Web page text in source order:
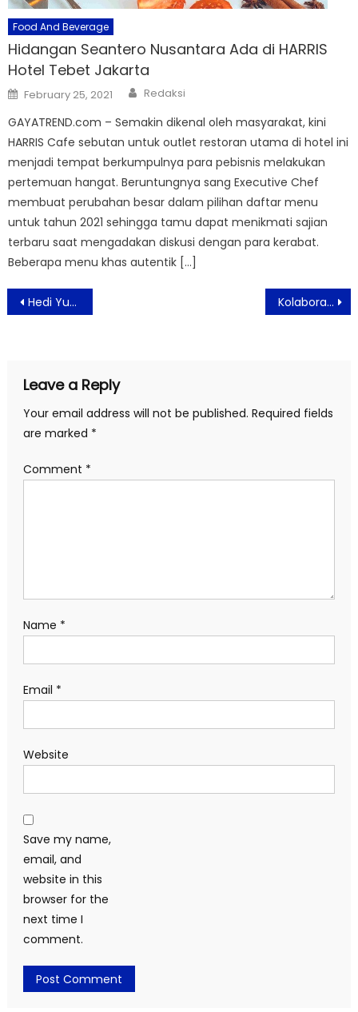
Food And Beverage
Hidangan Seantero Nusantara Ada di HARRIS
Hotel Tebet Jakarta
Posted
on
February 25, 2021 Author
Redaksi
GAYATREND.com – Semakin dikenal oleh masyarakat, kini
HARRIS Cafe sebutan untuk outlet restoran utama di hotel ini
menjadi tempat berkumpulnya para pebisnis melakukan
pertemuan hangat. Beruntungnya sang Executive Chef
membuat perubahan besar dalam pilihan daftar menu
untuk tahun 2021 sehingga tamu dapat menikmati sajian
terbaru saat mengadakan diskusi dengan para kerabat.
Beberapa menu khas autentik […]
Post
navigation
Hedi Yunus Bahagia Bisa Manggung Kembali Kolaborasi Eko Tjandra Dan Fey Kayo Hadirkan Outfit Brand SAHO EFEK
Leave a Reply
Your email address will not be published. Required fields
are marked *
Comment *
Name *
Email *
Website
Save my name,
email, and
website in this
browser for the
next time I
comment.